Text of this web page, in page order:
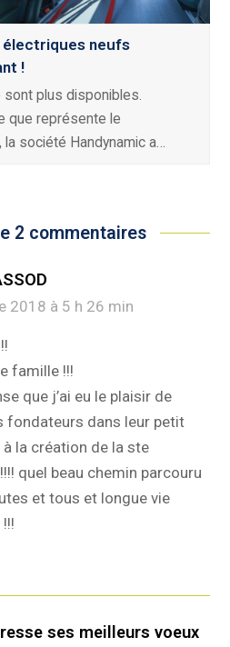
électriques neufs
!
sont plus disponibles.
que représente le
société Handynamic a…
2 commentaires
2018 à 5 h 26 min
famille !!!
que j’ai eu le plaisir de
fondateurs dans leur petit
la création de la ste
quel beau chemin parcouru
et tous et longue vie
ses meilleurs voeux